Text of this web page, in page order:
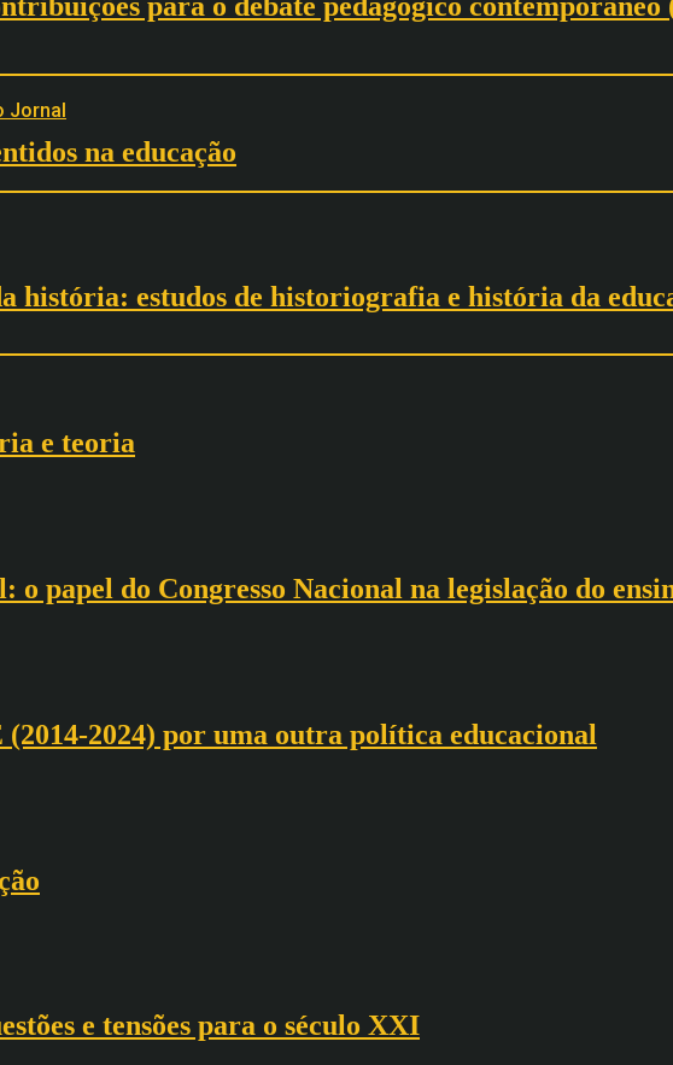
Jornal
na educação
história: estudos de historiografia e história da
e teoria
o papel do Congresso Nacional na legislação do
2024) por uma outra política educacional
e tensões para o século XXI